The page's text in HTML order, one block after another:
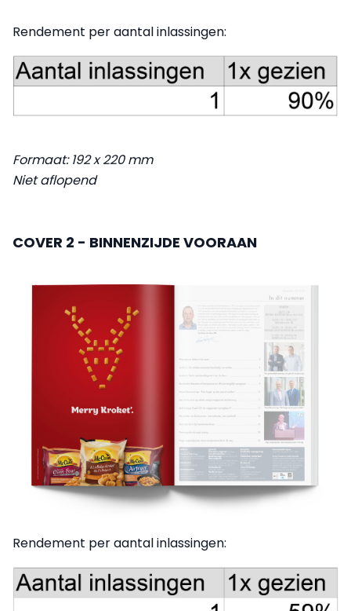
Rendement per aantal inlassingen:
Formaat: 192 x 220 mm
Niet aflopend
COVER 2 - BINNENZIJDE VOORAAN
Rendement per aantal inlassingen: